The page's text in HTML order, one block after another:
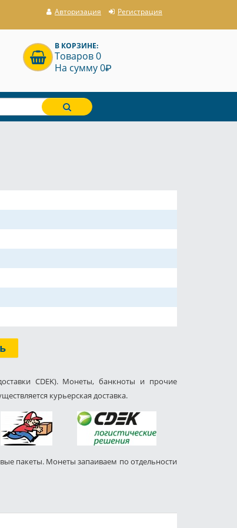
Авторизация Регистрация
В КОРЗИНЕ:
Товаров 0
На сумму 0P
CDEK). Монеты, банкноты и прочие
курьерская доставка.
пакеты. Монеты запаиваем по отдельности